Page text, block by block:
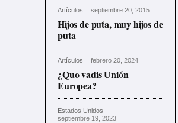
Artículos septiembre 20, 2015
Hijos de puta, muy hijos de
puta
Artículos febrero 20, 2024
¿Quo vadis Unión
Europea?
Estados Unidos
septiembre 19, 2023